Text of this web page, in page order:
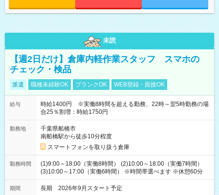
未読
【週2日だけ】倉庫内軽作業スタッフ スマホの
チェック・検品
派遣 職種未経験OK ブランクOK WEB登録・面接OK
給与
時給1400円 ※実働8時間を超える勤務、22時～翌5時勤務の場
合25％割増：時給1750円
勤務地
千葉県船橋市
南船橋駅から徒歩10分程度
スマートフォンを取り扱う倉庫
勤務時間
(1)9:00～18:00（実働8時間） (2)10:00～18:00（実働7時間）
(3)10:00～17:00（実働6時間） ※時間帯選べます ※休憩60分
期間 長期 2026年9月スタート予定